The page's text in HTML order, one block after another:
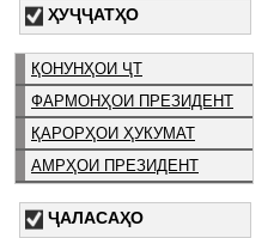
ҲУҶҶАТҲО
ҚОНУНҲОИ ҶТ
ФАРМОНҲОИ ПРЕЗИДЕНТ
ҚАРОРҲОИ ҲУКУМАТ
АМРҲОИ ПРЕЗИДЕНТ
ҶАЛАСАҲО